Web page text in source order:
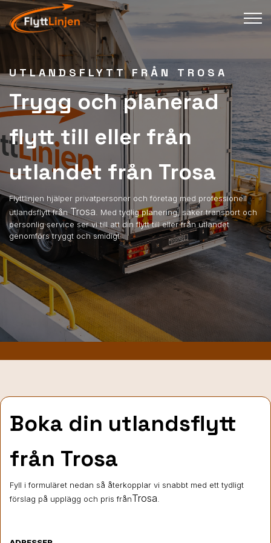
UTLANDSFLYTT FRÅN TROSA
Trygg och planerad
flytt till eller från
utlandet från Trosa
Flyttlinjen hjälper privatpersoner och företag med professionell
utlandsflytt frånTrosa . Med tydlig planering, säker transport och
personlig service ser vi till att din flytt till eller från utlandet
genomförs tryggt och smidigt.
Boka din utlandsflytt
från Trosa
Fyll i formuläret nedan så återkopplar vi snabbt med ett tydligt
förslag på upplägg och pris frånTrosa